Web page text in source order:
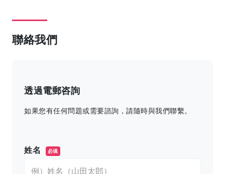
聯絡我們
透過電郵咨詢
如果您有任何問題或需要諮詢，請隨時與我們聯繫。
姓名 必填